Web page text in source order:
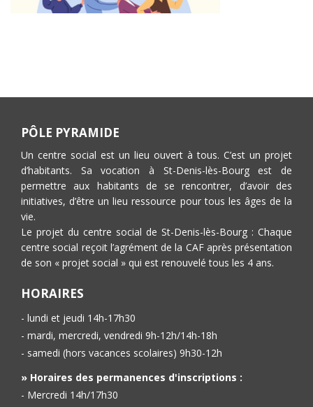
PÔLE PYRAMIDE
Un centre social est un lieu ouvert à tous. C’est un projet
d’habitants. Sa vocation à St-Denis-lès-Bourg est de
permettre aux habitants de se rencontrer, d’avoir des
initiatives, d’être un lieu ressource pour tous les âges de la
vie.
Le projet du centre social de St-Denis-lès-Bourg : Chaque
centre social reçoit l’agrément de la CAF après présentation
de son « projet social » qui est renouvelé tous les 4 ans.
HORAIRES
- lundi et jeudi 14h-17h30
- mardi, mercredi, vendredi 9h-12h/14h-18h
- samedi (hors vacances scolaires) 9h30-12h
» Horaires des permanences d'inscriptions :
- Mercredi 14h/17h30